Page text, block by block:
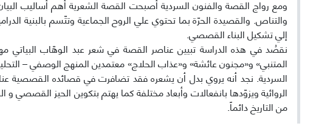
ومع رواج القصة والفنون السردية أصبحت القصة الشعرية أهم أساليب
والتناص. والقصيدة الحرّة بما تحتوي علي الروح الجماعية وتتّسم بالبنية
إلي تشكيل البناء القصصي.
نقصُد في هذه الدراسة تبيين عناصر القصة في شعر عبد الوهّاب
المتنبي» و«مجنون عائشة» و«عذاب الحلاج» معتمدين المنهج الوصفي –
السردية. نجد أنه يروي بدل أن يشعره فقد تضافرت في قصائده القصصية
الروائية ويزوّدها بانفعالات وأبعاد مختلفة كما يهتم بتكوين الحيز
من التاريخ دائماً.